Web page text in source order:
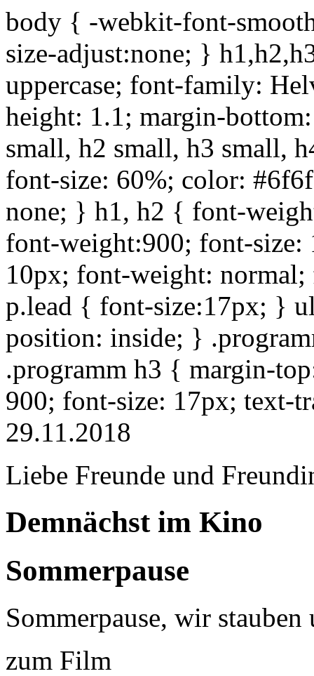
body { -webkit-font-
size-adjust:none; }
uppercase; font-family:
height: 1.1; margin-
small, h2 small, h3 small,
font-size: 60%; color:
none; } h1, h2 { font-
font-weight:900; font-
10px; font-weight:
p.lead { font-size:17px; }
position: inside; }
.programm h3 { margin-
900; font-size: 17px; text-
29.11.2018
Liebe Freunde und
Demnächst im Kino
Sommerpause
Sommerpause, wir
zum Film